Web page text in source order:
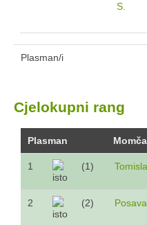
S.
Plasman/i
Cjelokupni rang
Plasman
1 (1)
2 (2)